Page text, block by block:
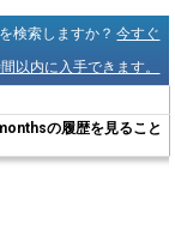
検索しますか？今すぐ
以内に入手できます。
の履歴を見ること